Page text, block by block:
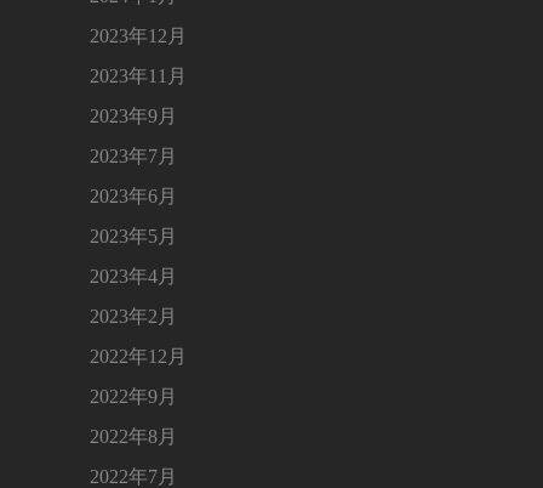
2023年12月
2023年11月
2023年9月
2023年7月
2023年6月
2023年5月
2023年4月
2023年2月
2022年12月
2022年9月
2022年8月
2022年7月